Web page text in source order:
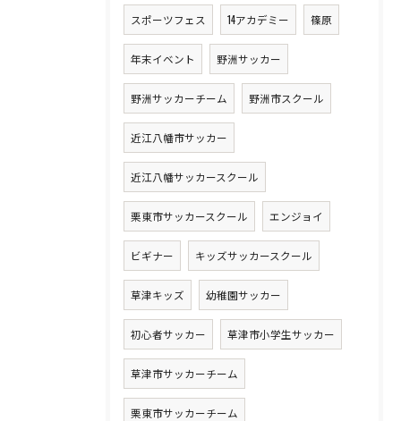
スポーツフェス 14アカデミー 篠原
年末イベント 野洲サッカー
野洲サッカーチーム 野洲市スクール
近江八幡市サッカー
近江八幡サッカースクール
栗東市サッカースクール エンジョイ
ビギナー キッズサッカースクール
草津キッズ 幼稚園サッカー
初心者サッカー 草津市小学生サッカー
草津市サッカーチーム
栗東市サッカーチーム